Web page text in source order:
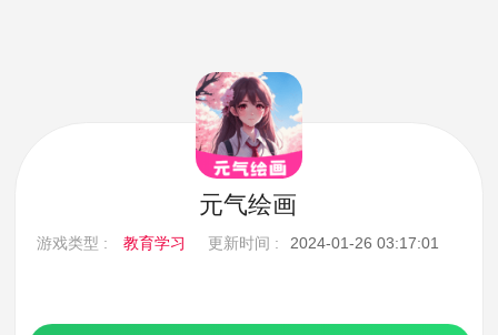
元气绘画
游戏类型 : 教育学习 更新时间 : 2024-01-26 03:17:01